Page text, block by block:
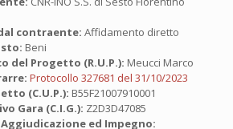
contraente: Affidamento diretto
Beni
del Progetto (R.U.P.): Meucci Marco
Protocollo 327681 del 31/10/2023
(C.U.P.): B55F21007910001
Gara (C.I.G.): Z2D3D47085
ed Impegno: